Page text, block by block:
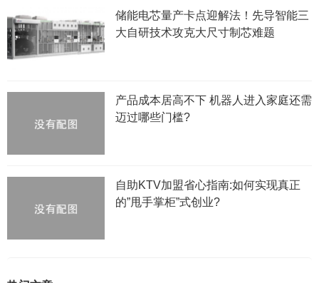
储能电芯量产卡点迎解法！先导智能三
大自研技术攻克大尺寸制芯难题
产品成本居高不下 机器人进入家庭还需
迈过哪些门槛?
自助KTV加盟省心指南:如何实现真正
的”甩手掌柜”式创业?